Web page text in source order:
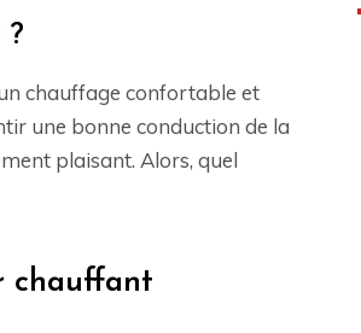
?
chauffage confortable et
une bonne conduction de la
plaisant. Alors, quel
chauffant